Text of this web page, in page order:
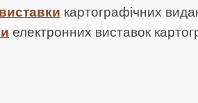
картографічних
електронних виставок